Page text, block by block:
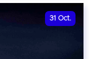
31 Oct.